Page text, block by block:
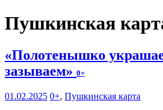
Пушкинская
«Полотенышко
зазываем» 0+
01.02.2025 0+, Пушкинская карта